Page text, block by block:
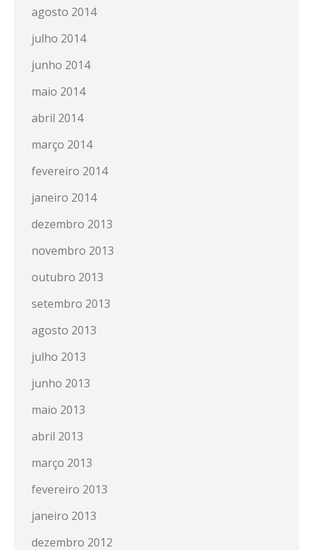
agosto 2014
julho 2014
junho 2014
maio 2014
abril 2014
março 2014
fevereiro 2014
janeiro 2014
dezembro 2013
novembro 2013
outubro 2013
setembro 2013
agosto 2013
julho 2013
junho 2013
maio 2013
abril 2013
março 2013
fevereiro 2013
janeiro 2013
dezembro 2012